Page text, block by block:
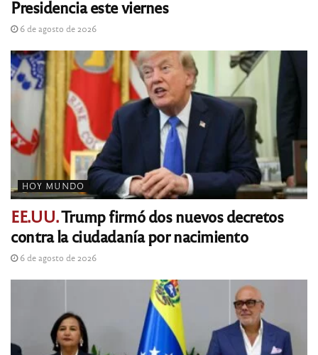
Presidencia este viernes
6 de agosto de 2026
HOY MUNDO
EE.UU.Trump firmó dos nuevos decretos
contra la ciudadanía por nacimiento
6 de agosto de 2026